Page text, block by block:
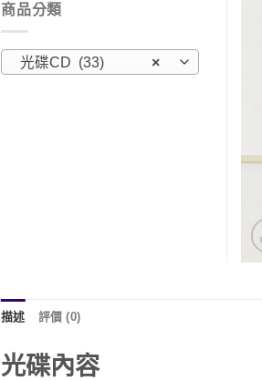
鍵
字:
商品分類
×
光碟CD (33)
描述 評價 (0)
光碟內容